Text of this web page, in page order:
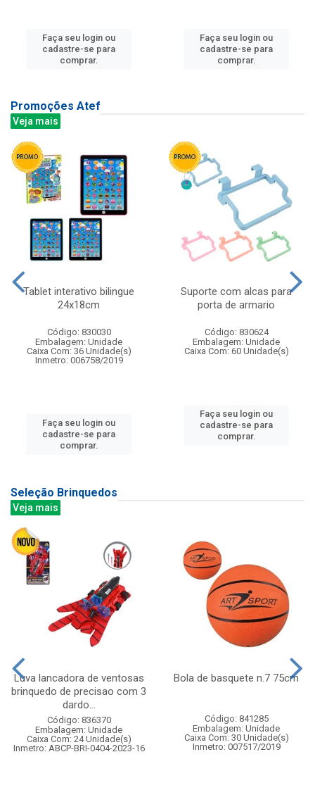
Faça seu login ou
cadastre-se para
comprar.
Faça seu login ou
cadastre-se para
comprar.
Promoções Atef
Veja mais
Tablet interativo bilingue
24x18cm
Código: 830030
Embalagem: Unidade
Caixa Com: 36 Unidade(s)
Inmetro: 006758/2019
Faça seu login ou
cadastre-se para
comprar.
Suporte com alcas para
porta de armario
Código: 830624
Embalagem: Unidade
Caixa Com: 60 Unidade(s)
Faça seu login ou
cadastre-se para
comprar.
Seleção Brinquedos
Veja mais
Luva lancadora de ventosas
brinquedo de precisao com 3
dardo...
Código: 836370
Embalagem: Unidade
Caixa Com: 24 Unidade(s)
Inmetro: ABCP-BRI-0404-2023-16
Bola de basquete n.7 75cm
Código: 841285
Embalagem: Unidade
Caixa Com: 30 Unidade(s)
Inmetro: 007517/2019